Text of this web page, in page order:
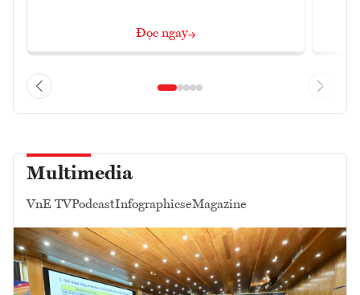
Đọc ngay
Multimedia
VnE TVPodcastInfographicseMagazine